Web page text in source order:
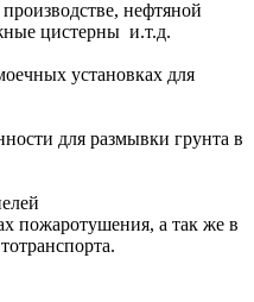
нефтяной
цистерны и.т.д.
установках для
для размывки грунта в
пожаротушения, а так же в